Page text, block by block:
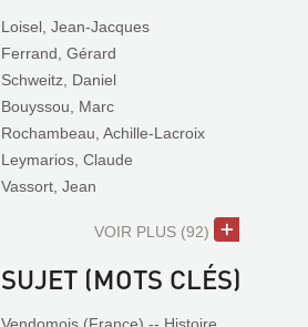
Loisel, Jean-Jacques
Ferrand, Gérard
Schweitz, Daniel
Bouyssou, Marc
Rochambeau, Achille-Lacroix
Leymarios, Claude
Vassort, Jean
VOIR PLUS (92)
SUJET (MOTS CLÉS)